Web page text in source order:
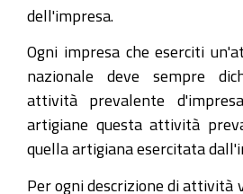
dell'impresa.
Ogni impresa che eserciti
nazionale deve sempre
attività prevalente
artigiane questa attività
quella artigiana esercitata
Per ogni descrizione di attività